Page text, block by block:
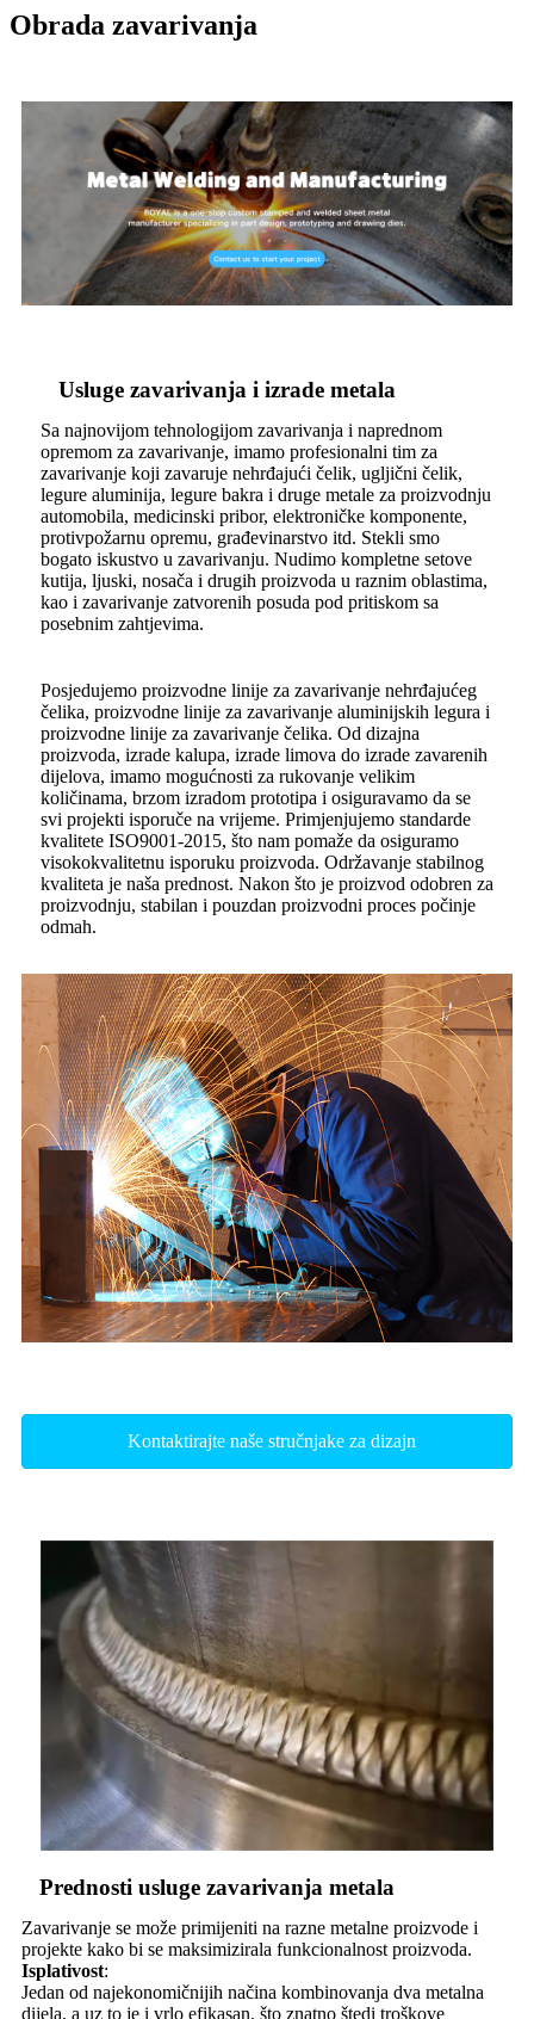
Obrada zavarivanja
Usluge zavarivanja i izrade metala
Sa najnovijom tehnologijom zavarivanja i naprednom
opremom za zavarivanje, imamo profesionalni tim za
zavarivanje koji zavaruje nehrđajući čelik, ugljični čelik,
legure aluminija, legure bakra i druge metale za proizvodnju
automobila, medicinski pribor, elektroničke komponente,
protivpožarnu opremu, građevinarstvo itd. Stekli smo
bogato iskustvo u zavarivanju. Nudimo kompletne setove
kutija, ljuski, nosača i drugih proizvoda u raznim oblastima,
kao i zavarivanje zatvorenih posuda pod pritiskom sa
posebnim zahtjevima.
Posjedujemo proizvodne linije za zavarivanje nehrđajućeg
čelika, proizvodne linije za zavarivanje aluminijskih legura i
proizvodne linije za zavarivanje čelika. Od dizajna
proizvoda, izrade kalupa, izrade limova do izrade zavarenih
dijelova, imamo mogućnosti za rukovanje velikim
količinama, brzom izradom prototipa i osiguravamo da se
svi projekti isporuče na vrijeme. Primjenjujemo standarde
kvalitete ISO9001-2015, što nam pomaže da osiguramo
visokokvalitetnu isporuku proizvoda. Održavanje stabilnog
kvaliteta je naša prednost. Nakon što je proizvod odobren za
proizvodnju, stabilan i pouzdan proizvodni proces počinje
odmah.
Kontaktirajte naše stručnjake za dizajn
Prednosti usluge zavarivanja metala
Zavarivanje se može primijeniti na razne metalne proizvode i
projekte kako bi se maksimizirala funkcionalnost proizvoda.
Isplativost:
Jedan od najekonomičnijih načina kombinovanja dva metalna
dijela, a uz to je i vrlo efikasan, što znatno štedi troškove